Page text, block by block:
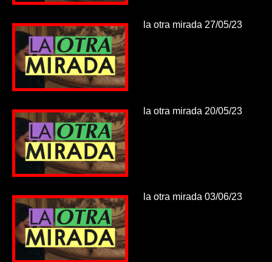
la otra mirada 27/05/23
la otra mirada 20/05/23
la otra mirada 03/06/23